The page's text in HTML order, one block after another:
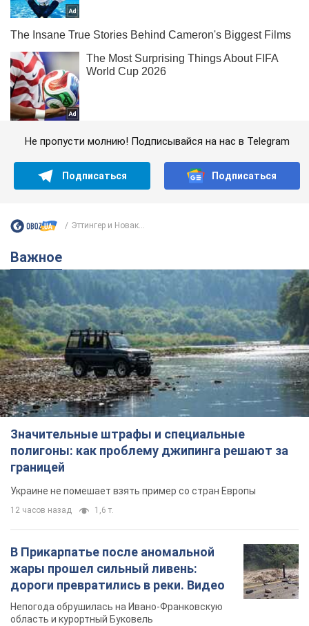
Не пропусти молнию! Подписывайся на нас в Telegram
Подписаться Подписаться
Эттингер и Новак...
Важное
Значительные штрафы и специальные
полигоны: как проблему джипинга решают за
границей
Украине не помешает взять пример со стран Европы
12 часов назад 1,6 т.
В Прикарпатье после аномальной
жары прошел сильный ливень:
дороги превратились в реки. Видео
Непогода обрушилась на Ивано-Франковскую
область и курортный Буковель